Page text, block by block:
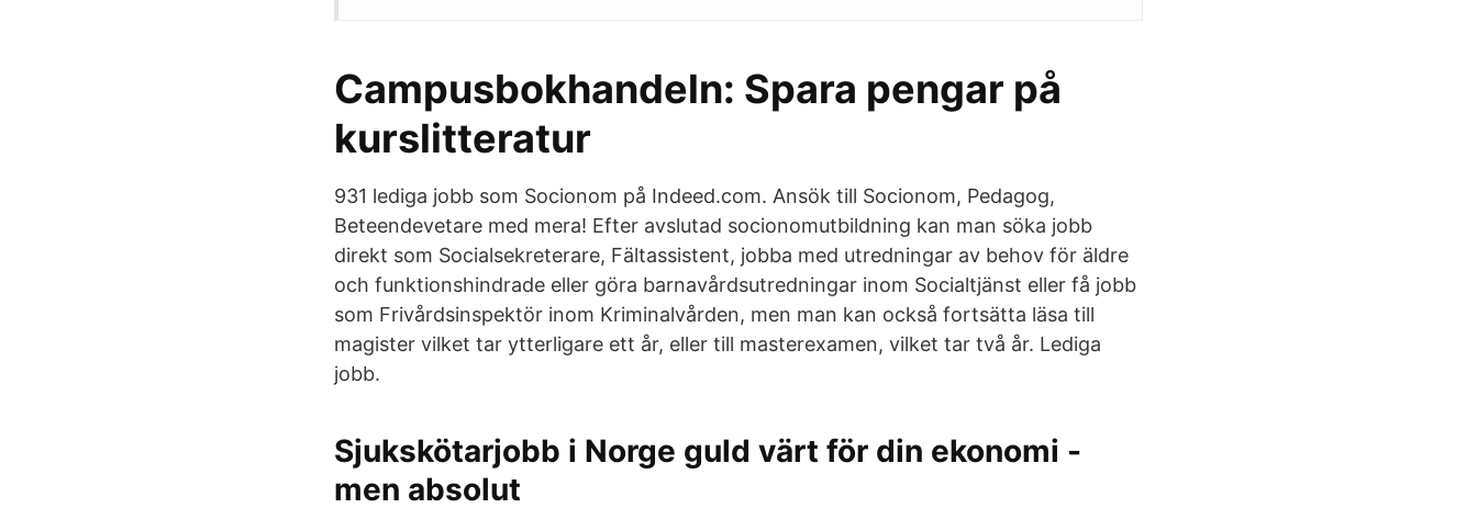
Campusbokhandeln: Spara pengar på
kurslitteratur
931 lediga jobb som Socionom på Indeed.com. Ansök till Socionom, Pedagog,
Beteendevetare med mera! Efter avslutad socionomutbildning kan man söka jobb
direkt som Socialsekreterare, Fältassistent, jobba med utredningar av behov för äldre
och funktionshindrade eller göra barnavårdsutredningar inom Socialtjänst eller få jobb
som Frivårdsinspektör inom Kriminalvården, men man kan också fortsätta läsa till
magister vilket tar ytterligare ett år, eller till masterexamen, vilket tar två år. Lediga
jobb.
Sjukskötarjobb i Norge guld värt för din ekonomi -
men absolut